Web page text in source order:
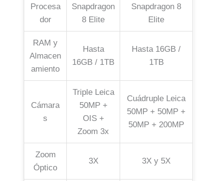
Procesa
dor
Snapdragon
8 Elite
Snapdragon 8
Elite
RAM y
Almacen
amiento
Hasta
16GB / 1TB
Hasta 16GB /
1TB
Cámara
s
Triple Leica
50MP +
OIS +
Zoom 3x
Cuádruple Leica
50MP + 50MP +
50MP + 200MP
Zoom
Óptico
3X 3X y 5X